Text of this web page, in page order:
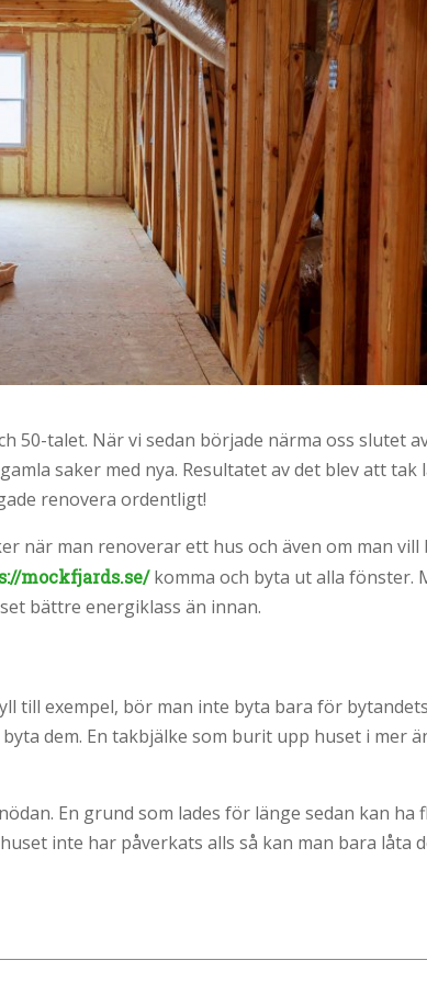
50-talet. När vi sedan började närma oss slutet
saker med nya. Resultatet av det blev att tak
renovera ordentligt!
när man renoverar ett hus och även om man vill
mockfjards.se/komma och byta ut alla fönster.
bättre energiklass än innan.
till exempel, bör man inte byta bara för
dem. En takbjälke som burit upp huset i mer
En grund som lades för länge sedan kan ha
inte har påverkats alls så kan man bara låta